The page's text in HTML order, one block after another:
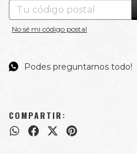
No sé mi código postal
Podes preguntarnos todo!
COMPARTIR: